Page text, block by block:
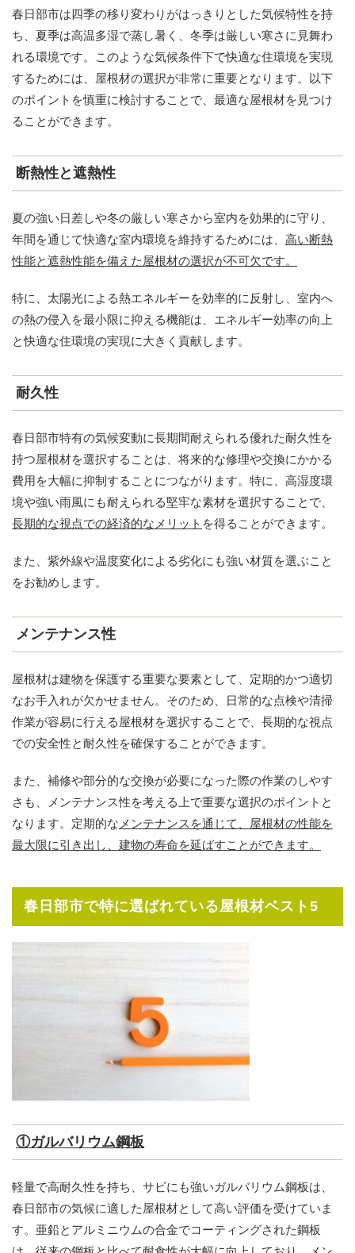
春日部市は四季の移り変わりがはっきりとした気候特性を持
ち、夏季は高温多湿で蒸し暑く、冬季は厳しい寒さに見舞わ
れる環境です。このような気候条件下で快適な住環境を実現
するためには、屋根材の選択が非常に重要となります。以下
のポイントを慎重に検討することで、最適な屋根材を見つけ
ることができます。
断熱性と遮熱性
夏の強い日差しや冬の厳しい寒さから室内を効果的に守り、
年間を通じて快適な室内環境を維持するためには、 高い断熱
性能と遮熱性能を備えた屋根材の選択が不可欠です。
特に、太陽光による熱エネルギーを効率的に反射し、室内へ
の熱の侵入を最小限に抑える機能は、エネルギー効率の向上
と快適な住環境の実現に大きく貢献します。
耐久性
春日部市特有の気候変動に長期間耐えられる優れた耐久性を
持つ屋根材を選択することは、将来的な修理や交換にかかる
費用を大幅に抑制することにつながります。特に、高湿度環
境や強い雨風にも耐えられる堅牢な素材を選択することで、
長期的な視点での経済的なメリット を得ることができます。
また、紫外線や温度変化による劣化にも強い材質を選ぶこと
をお勧めします。
メンテナンス性
屋根材は建物を保護する重要な要素として、定期的かつ適切
なお手入れが欠かせません。そのため、日常的な点検や清掃
作業が容易に行える屋根材を選択することで、長期的な視点
での安全性と耐久性を確保することができます。
また、補修や部分的な交換が必要になった際の作業のしやす
さも、メンテナンス性を考える上で重要な選択のポイントと
なります。定期的な メンテナンスを通じて、屋根材の性能を
最大限に引き出し、建物の寿命を延ばすことができます。
春日部市で特に選ばれている屋根材ベスト5
①ガルバリウム鋼板
軽量で高耐久性を持ち、サビにも強いガルバリウム鋼板は、
春日部市の気候に適した屋根材として高い評価を受けていま
す。亜鉛とアルミニウムの合金でコーティングされた鋼板